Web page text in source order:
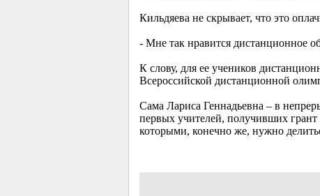
Кильдяева не скрывает, что это
- Мне так нравится дистанционное
К слову, для ее учеников
Всероссийской дистанционной
Сама Лариса Геннадьевна – в
первых учителей, получивших
которыми, конечно же, нужно